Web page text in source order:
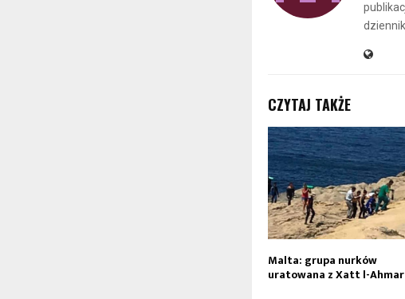
CZYTAJ TAKŻE
Malta: grupa nurków
uratowana z Xatt l-Ahmar